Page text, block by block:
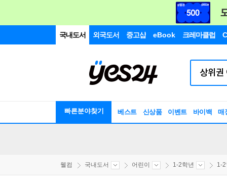
국내도서 외국도서 중고샵 eBook 크레마클럽
빠른분야찾기 베스트 신상품 이벤트 바이백 매
웰컴 국내도서 어린이 1-2학년 1-